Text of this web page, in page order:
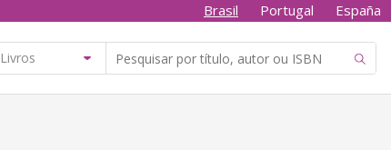
Brasil Portugal España